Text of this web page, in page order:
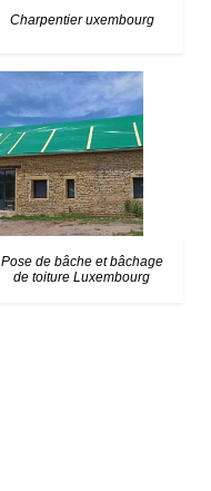
Charpentier uxembourg
Pose de bâche et bâchage
de toiture Luxembourg